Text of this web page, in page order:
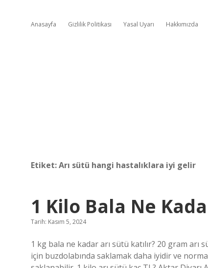
Anasayfa Gizlilik Politikası Yasal Uyarı Hakkımızda
Etiket:Arı sütü hangi hastalıklara iyi gelir
1 Kilo Bala Ne
Tarih: Kasım 5, 2024
1 kg bala ne kadar arı sütü katılır? 20 gram arı
için buzdolabında saklamak daha iyidir ve